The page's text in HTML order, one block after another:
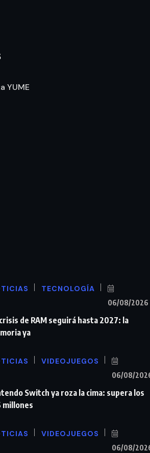
YUME
TECNOLOGÍA
06/08/2026
de RAM seguirá hasta 2027: la
ya
VIDEOJUEGOS
06/08/
Switch ya roza la cima: supera los
millones
VIDEOJUEGOS
06/08/